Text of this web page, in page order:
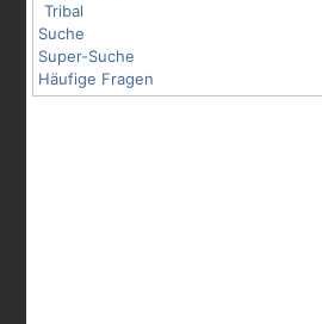
Tribal
Suche
Super-Suche
Häufige Fragen